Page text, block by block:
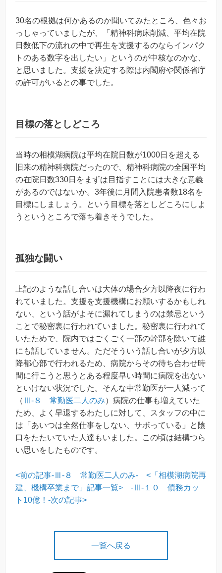
30名の根拠は何かあるのか聞いてみたところ、色々お
っしゃっていましたが、「精神科病床削減、平均在院
日数低下の流れの中で再生を支援するのならインパク
トのある数字を出したい」というのが中核なのかな、
と思いました。支援を決定する際は内閣府や関係省庁
の許可がいるとの事でした。
目標の落としどころ
当時の相模湖病院は平均在院日数が1000日を超える
旧来の精神科病院だったので、精神科病院の全国平均
の在院日数330日をまずは目指すことには大きな意義
があるのではないか。3年後に月間入院患者数18名を
目標にしましょう。という目標を落としどころにしよ
うというところで落ち着きそうでした。
孤独な闘い
上記のような話し合いは大体の場合夕方以降夜に行わ
れていました。支援を支援機構にお願いするかもしれ
ない、という話がよそに漏れてしまうのは禁忌という
ことで秘密裏に行われていました。秘密裏に行われて
いたためで、院内ではごくごく一部の幹部を除いて誰
にも話していません。ただそういう話し合いが夕方以
降都心部で行われるため、病院からその待ち合わせ時
間に行こうと思うとある程度早い時間に病院を出ない
といけない状況でした。そんな中常勤医が一人減って
（ Ⅲ-８ 常勤医二人のみ）病院の仕事も増えていた
ため、よく早退するわたしに対して、スタッフの中に
は「あいつは全然仕事をしない、サボっている」と陰
口をたたいていた人達もいました。この頃は結構つら
い思いをしたものです。
<前の記事-Ⅲ-８ 常勤医二人のみ-
<「相模湖病院再
建、機構卒業まで」記事一覧>
-Ⅲ-１０ 債務カッ
ト10億！-次の記事>
一覧へ戻る